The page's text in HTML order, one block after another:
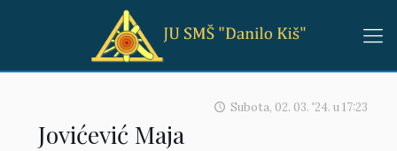
Subota, 02. 03. '24. u17:23
Jovićević Maja